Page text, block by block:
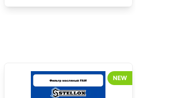
NEW